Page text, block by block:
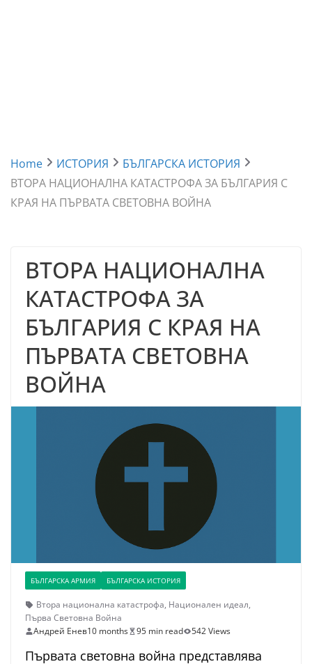
Home ИСТОРИЯ
БЪЛГАРСКА ИСТОРИЯ
ВТОРА НАЦИОНАЛНА КАТАСТРОФА ЗА БЪЛГАРИЯ С
КРАЯ НА ПЪРВАТА СВЕТОВНА ВОЙНА
ВТОРА НАЦИОНАЛНА
КАТАСТРОФА ЗА
БЪЛГАРИЯ С КРАЯ НА
ПЪРВАТА СВЕТОВНА
ВОЙНА
БЪЛГАРСКА АРМИЯ БЪЛГАРСКА ИСТОРИЯ
Втора национална катастрофа, Национален идеал,
Първа Световна Война
Андрей Енев10 months 95 min read 542 Views
Първата световна война представлява